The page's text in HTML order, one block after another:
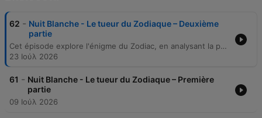
62 - Nuit Blanche - Le tueur du Zodiaque – Deuxième
partie
Cet épisode explore l'énigme du Zodiac, en analysant la psychologie des tueurs en série à travers le récit de Kathleen Jones et l'escalade de la violence marquée par les revendications du tueur. L'enquête examine les pistes menant à Arthur Lee Allen ainsi que d'autres suspects comme William Joseph Grant et Rick Marshall. L'épisode remet également en question la thèse du tueur unique, explorant des théories alternatives liées au crime organisé ou à une invention médiatique. Enfin, il aborde les avancées récentes comme le décryptage du code Z340 et les réflexions sur l'héritage de cette affaire qui continue de fasciner par ses zones d'ombre.
23 Ιούλ 2026
61 - Nuit Blanche - Le tueur du Zodiaque – Première
partie
09 Ιούλ 2026